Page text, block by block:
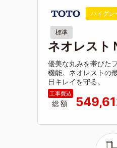
ハイグレ
標準
ネオレスト
優美な丸みを帯びた
機能。ネオレストの
日キレイを守る。
総額